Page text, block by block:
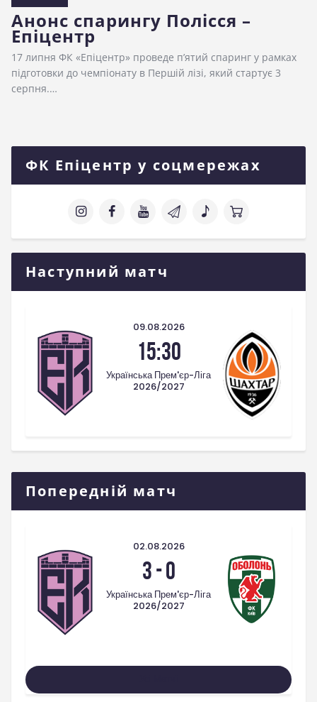
Анонс спарингу Полісся –
Епіцентр
17 липня ФК «Епіцентр» проведе п’ятий спаринг у рамках
підготовки до чемпіонату в Першій лізі, який стартує 3
серпня.…
ФК Епіцентр у соцмережах
Наступний матч
09.08.2026
15:30
Українська Прем'єр-Ліга
2026/2027
Попередній матч
02.08.2026
3-0
Українська Прем'єр-Ліга
2026/2027